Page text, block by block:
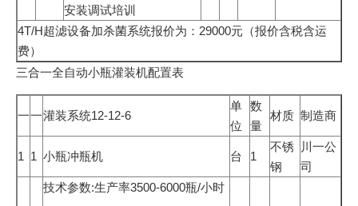
安装调试培训
4T/H超滤设备加杀菌系统报价为：29000元（报价含税含运
费）
三合一全自动小瓶灌装机配置表
一一灌装系统12-12-6
单
位
数
量
材质 制造商
1 1 小瓶冲瓶机 台 1
不锈
钢
川一公
司
技术参数:生产率3500-6000瓶/小时